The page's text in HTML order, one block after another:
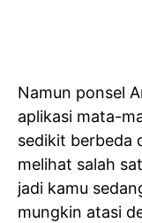
Namun ponsel
aplikasi mata-
sedikit berbeda
melihat salah
jadi kamu
mungkin atasi